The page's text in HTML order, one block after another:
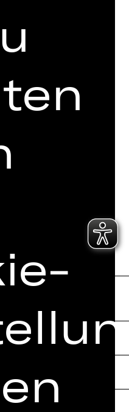
Bedingungen
am Anfang?
absenden